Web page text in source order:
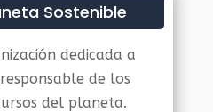
Sostenible
dedicada a
de los
del planeta.